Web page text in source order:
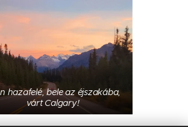
hazafelé, bele az éjszakába,
várt Calgary!